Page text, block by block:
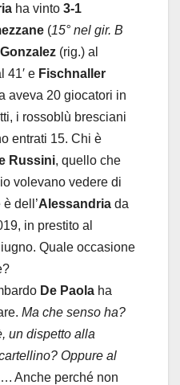
ha vinto 3-1
(15° nel gir. B
Gonzalez (rig.) al
41′ e Fischnaller
aveva 20 giocatori in
i rossoblù bresciani
entrati 15. Chi è
Russini, quello che
volevano vedere di
dell’Alessandria da
in prestito al
Quale occasione
De Paola ha
Ma che senso ha?
un dispetto alla
Oppure al
Anche perché non